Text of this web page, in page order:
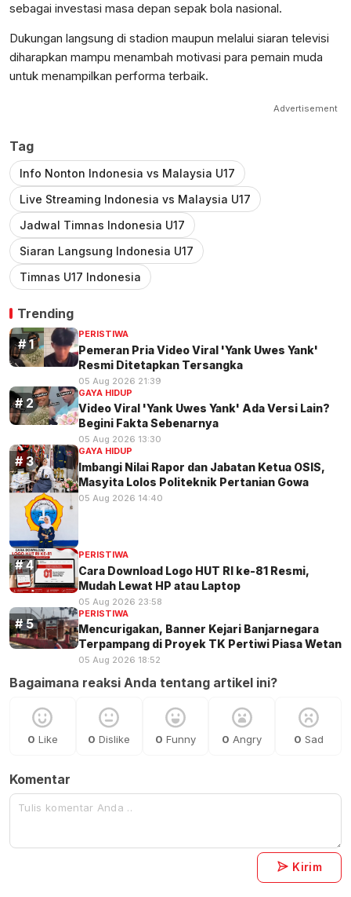
sebagai investasi masa depan sepak bola nasional.
Dukungan langsung di stadion maupun melalui siaran televisi
diharapkan mampu menambah motivasi para pemain muda
untuk menampilkan performa terbaik.
Advertisement
Tag
Info Nonton Indonesia vs Malaysia U17
Live Streaming Indonesia vs Malaysia U17
Jadwal Timnas Indonesia U17
Siaran Langsung Indonesia U17
Timnas U17 Indonesia
Trending
PERISTIWA
Pemeran Pria Video Viral 'Yank Uwes Yank'
Resmi Ditetapkan Tersangka
05 Aug 2026 21:39
GAYA HIDUP
Video Viral 'Yank Uwes Yank' Ada Versi Lain?
Begini Fakta Sebenarnya
05 Aug 2026 13:30
GAYA HIDUP
Imbangi Nilai Rapor dan Jabatan Ketua OSIS,
Masyita Lolos Politeknik Pertanian Gowa
05 Aug 2026 14:40
PERISTIWA
Cara Download Logo HUT RI ke-81 Resmi,
Mudah Lewat HP atau Laptop
05 Aug 2026 23:58
PERISTIWA
Mencurigakan, Banner Kejari Banjarnegara
Terpampang di Proyek TK Pertiwi Piasa Wetan
05 Aug 2026 18:52
Bagaimana reaksi Anda tentang artikel ini?
0 Like 0 Dislike 0 Funny 0 Angry 0 Sad
Komentar
Kirim